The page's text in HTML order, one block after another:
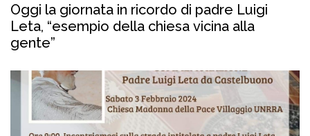
Oggi la giornata in ricordo di padre Luigi
Leta, “esempio della chiesa vicina alla
gente”